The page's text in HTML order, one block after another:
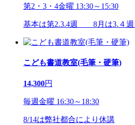
第2・3・4金曜 13:30～15:30
基本は第2.3.4週 8月は3.４週
こども書道教室(毛筆・硬筆)
14,300円
毎週金曜 16:30～18:30
8/14は弊社都合により休講